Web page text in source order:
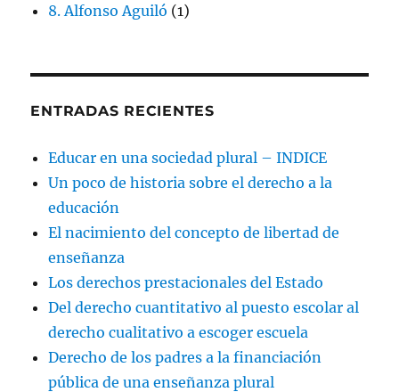
8. Alfonso Aguiló (1)
ENTRADAS RECIENTES
Educar en una sociedad plural – INDICE
Un poco de historia sobre el derecho a la
educación
El nacimiento del concepto de libertad de
enseñanza
Los derechos prestacionales del Estado
Del derecho cuantitativo al puesto escolar al
derecho cualitativo a escoger escuela
Derecho de los padres a la financiación
pública de una enseñanza plural